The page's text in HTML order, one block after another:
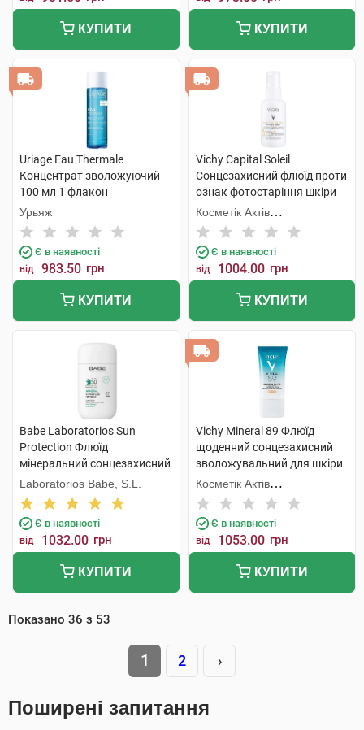
КУПИТИ КУПИТИ
Uriage Eau Thermale
Концентрат зволожуючий
100 мл 1 флакон
Урьяж
Є в наявності
від 983.50 грн
КУПИТИ
Vichy Capital Soleil
Сонцезахисний флюїд проти
ознак фотостаріння шкіри
обличчя SPF50+ 40 мл 1
флакон
Косметік Актів
Інтернаціональ
Є в наявності
від 1004.00 грн
КУПИТИ
Babe Laboratorios Sun
Protection Флюїд
мінеральний сонцезахисний
з фізичними фільтрами з
SPF50 50 мл 1 флакон
Laboratorios Babe, S.L.
Є в наявності
від 1032.00 грн
КУПИТИ
Vichy Mineral 89 Флюїд
щоденний сонцезахисний
зволожувальний для шкіри
обличчя SPF50+ 50 мл 1
туба
Косметік Актів
Інтернаціональ
Є в наявності
від 1053.00 грн
КУПИТИ
Показано 36 з 53
1 2 ›
Поширені запитання